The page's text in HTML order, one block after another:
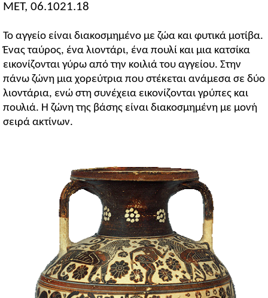
ΜΕΤ, 06.1021.18
Το αγγείο είναι διακοσμημένο με ζώα και φυτικά μοτίβα.
Ένας ταύρος, ένα λιοντάρι, ένα πουλί και μια κατσίκα
εικονίζονται γύρω από την κοιλιά του αγγείου. Στην
πάνω ζώνη μια χορεύτρια που στέκεται ανάμεσα σε δύο
λιοντάρια, ενώ στη συνέχεια εικονίζονται γρύπες και
πουλιά. Η ζώνη της βάσης είναι διακοσμημένη με μονή
σειρά ακτίνων.